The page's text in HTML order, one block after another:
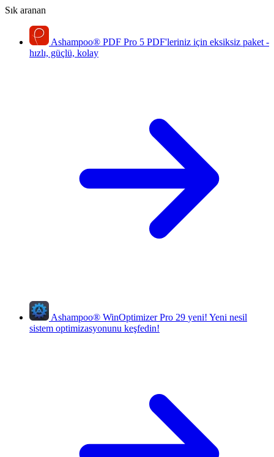
Sık aranan
Ashampoo® PDF Pro 5 PDF'leriniz için eksiksiz paket -
hızlı, güçlü, kolay
Ashampoo® WinOptimizer Pro 29 yeni! Yeni nesil
sistem optimizasyonunu keşfedin!